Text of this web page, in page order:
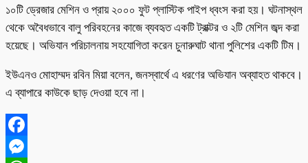
১০টি ড্রেজার মেশিন ও প্রায় ২০০০ ফুট প্লাস্টিক পাইপ ধ্বংস করা হয়। ঘটনাস্থল
থেকে অবৈধভাবে বালু পরিবহনের কাজে ব্যবহৃত একটি ট্রাক্টর ও ২টি মেশিন জব্দ করা
হয়েছে। অভিযান পরিচালনায় সহযোগিতা করেন চুনারুঘাট থানা পুলিশের একটি টিম।
ইউএনও মোহাম্মদ রবিন মিয়া বলেন, জনস্বার্থে এ ধরণের অভিযান অব্যাহত থাকবে।
এ ব্যাপারে কাউকে ছাড় দেওয়া হবে না।
Facebook